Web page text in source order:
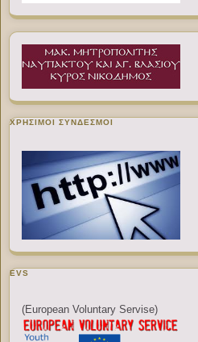
ΧΡΉΣΙΜΟΙ ΣΎΝΔΕΣΜΟΙ
EVS
(European Voluntary Servise)